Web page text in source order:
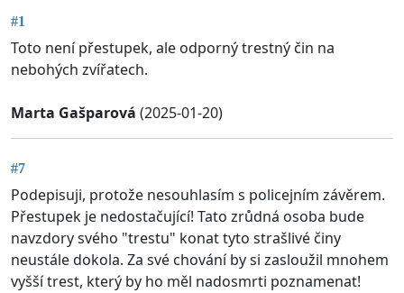
#1
Toto není přestupek, ale odporný trestný čin na
nebohých zvířatech.
Marta Gašparová (2025-01-20)
#7
Podepisuji, protože nesouhlasím s policejním závěrem.
Přestupek je nedostačující! Tato zrůdná osoba bude
navzdory svého "trestu" konat tyto strašlivé činy
neustále dokola. Za své chování by si zasloužil mnohem
vyšší trest, který by ho měl nadosmrti poznamenat!